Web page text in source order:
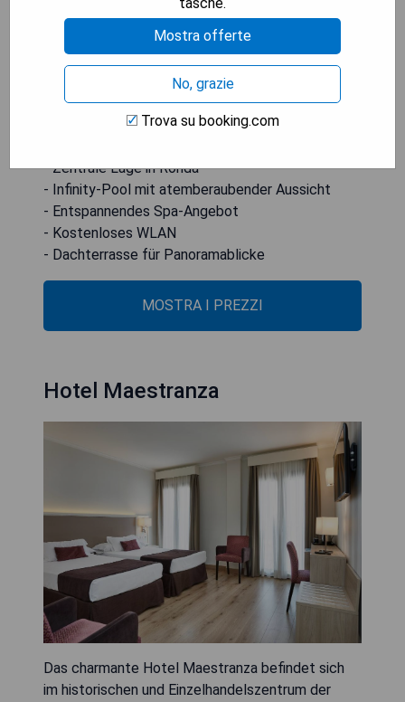
Stadtzentrum von Ronda, direkt gegenüber der
Stierkampfarena. Es bietet einen Infinity-Pool,
einen Whirlpool und eine Dachterrasse mit Blick
auf den Platz und die Schlucht von Ronda. Zudem
stehen ein Spa-Bereich sowie kostenloses WLAN
zur Verfügung.
- Zentrale Lage in Ronda
- Infinity-Pool mit atemberaubender Aussicht
- Entspannendes Spa-Angebot
- Kostenloses WLAN
- Dachterrasse für Panoramablicke
MOSTRA I PREZZI
Hotel Maestranza
Das charmante Hotel Maestranza befindet sich
im historischen und Einzelhandelszentrum der
Mostra offerte
No, grazie
Trova su booking.com